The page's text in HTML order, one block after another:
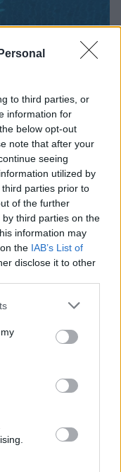
to third parties, or
information for
below opt-out
note that after your
seeing
utilized by
parties prior to
of the further
third parties on the
information may
the IAB’s List of
disclose it to other
άτυχου 4χρονου
στιγμές
οι θρύλοι που